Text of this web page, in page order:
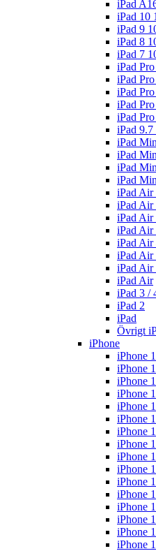
iPad
iPad 10
iPad 9
iPad 8
iPad 7
iPad
iPad
iPad
iPad
iPad
iPad
iPad
iPad
iPad
iPad
iPad Air
iPad Air
iPad Air
iPad Air
iPad Air
iPad Air
iPad Air
iPad Air
iPad 3 /
iPad 2
iPad
Övrigt
iPhone
iPhone
iPhone
iPhone
iPhone
iPhone
iPhone
iPhone
iPhone
iPhone
iPhone
iPhone
iPhone
iPhone
iPhone
iPhone
iPhone